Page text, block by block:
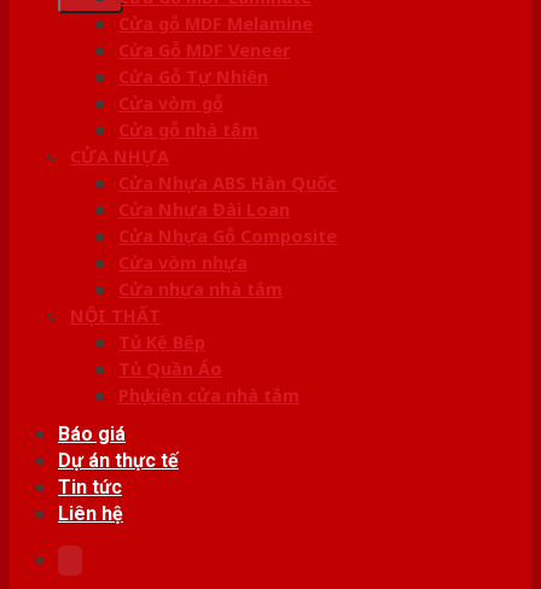
Cửa gỗ MDF Melamine
Cửa Gỗ MDF Veneer
Cửa Gỗ Tự Nhiên
Cửa vòm gỗ
Cửa gỗ nhà tắm
CỬA NHỰA
Cửa Nhựa ABS Hàn Quốc
Cửa Nhựa Đài Loan
Cửa Nhựa Gỗ Composite
Cửa vòm nhựa
Cửa nhựa nhà tắm
NỘI THẤT
Tủ Kệ Bếp
Tủ Quần Áo
Phụ kiện cửa nhà tắm
Báo giá
Dự án thực tế
Tin tức
Liên hệ